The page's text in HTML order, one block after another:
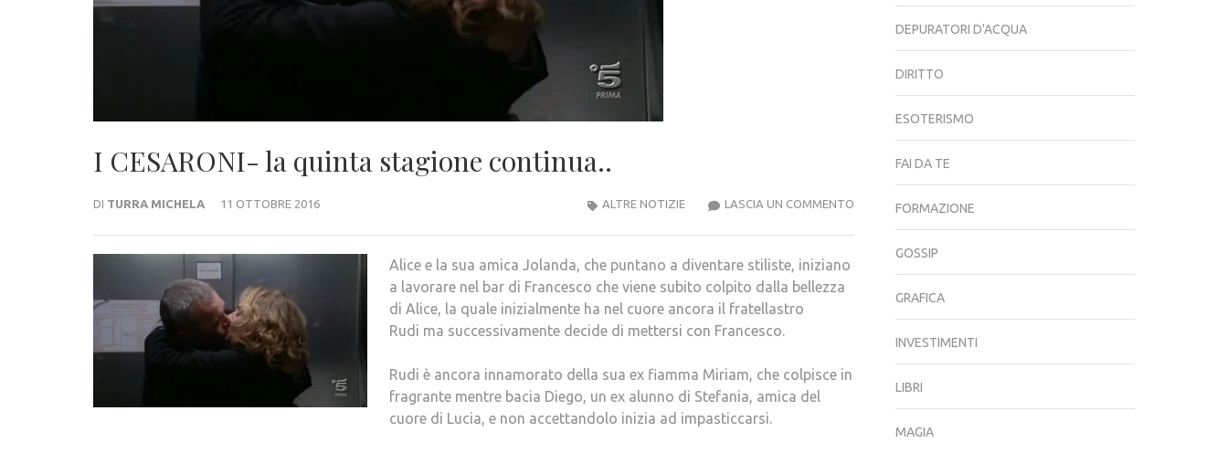
I CESARONI- la quinta stagione continua..
DI TURRA MICHELA 11 OTTOBRE 2016 LASCIA UN COMMENTOI
STAGIONE
ALTRE NOTIZIE
Alice e la sua amica Jolanda, che puntano a diventare stiliste, iniziano
a lavorare nel bar di Francesco che viene subito colpito dalla bellezza
di Alice, la quale inizialmente ha nel cuore ancora il fratellastro
Rudi ma successivamente decide di mettersi con Francesco.
Rudi è ancora innamorato della sua ex fiamma Miriam, che colpisce in
fragrante mentre bacia Diego, un ex alunno di Stefania, amica del
cuore di Lucia, e non accettandolo inizia ad impasticcarsi.
DEPURATORI D'ACQUA
DIRITTO
ESOTERISMO
FAI DA TE
FORMAZIONE
GOSSIP
GRAFICA
INVESTIMENTI
LIBRI
MAGIA